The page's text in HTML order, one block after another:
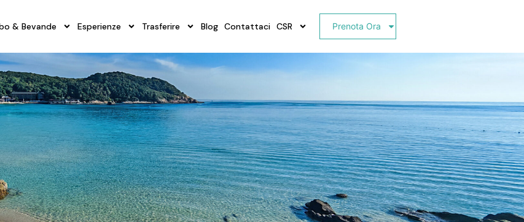
& Bevande Esperienze Trasferire Blog Contattaci CSR Prenota Ora